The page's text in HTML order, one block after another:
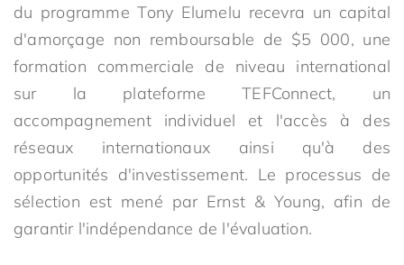
du programme Tony Elumelu recevra un capital
d'amorçage non remboursable de $5 000, une
formation commerciale de niveau international
sur la plateforme TEFConnect, un
accompagnement individuel et l'accès à des
réseaux internationaux ainsi qu'à des
opportunités d'investissement. Le processus de
sélection est mené par Ernst & Young, afin de
garantir l'indépendance de l'évaluation.